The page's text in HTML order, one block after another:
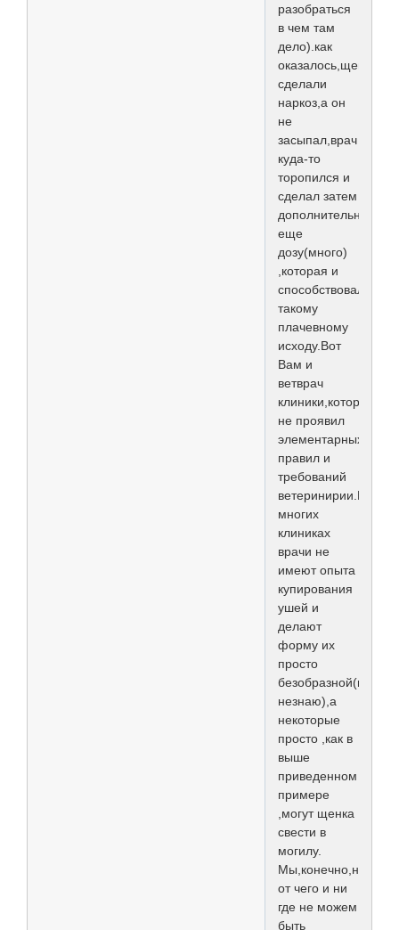
разобраться
в чем там
дело).как
оказалось,щенку
сделали
наркоз,а он
не
засыпал,врач
куда-то
торопился и
сделал затем
дополнительно
еще
дозу(много)
,которая и
способствовала
такому
плачевному
исходу.Вот
Вам и
ветврач
клиники,который
не проявил
элементарных
правил и
требований
ветеринирии.Во
многих
клиниках
врачи не
имеют опыта
купирования
ушей и
делают
форму их
просто
безобразной(по
незнаю),а
некоторые
просто ,как в
выше
приведенном
примере
,могут щенка
свести в
могилу.
Мы,конечно,ни
от чего и ни
где не можем
быть